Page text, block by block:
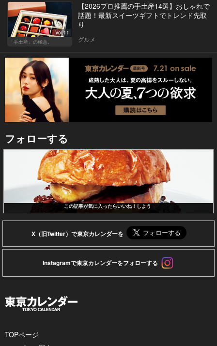
Vol.11
「手土産」の極意。
【2026プロ推薦の手土産14選】おしゃれで
話題！最新スイーツギフトでトレンド先取
り
グルメ
フォローする
この記事が気に入ったらいいね！しよう
X（旧Twitter）で東京カレンダーを
Instagramで東京カレンダーをフォローする
TOPページ